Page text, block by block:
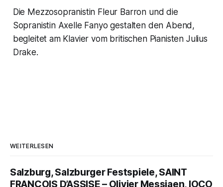
Die Mezzosopranistin Fleur Barron und die
Sopranistin Axelle Fanyo gestalten den Abend,
begleitet am Klavier vom britischen Pianisten Julius
Drake.
WEITERLESEN
Salzburg, Salzburger Festspiele, SAINT
FRANÇOIS D’ASSISE – Olivier Messiaen, IOCO